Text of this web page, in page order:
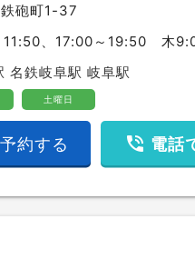
砲町1-37
11:50、17:00～19:50 木
名鉄岐阜駅 岐阜駅
土曜日
約する phone_in_talk 電話